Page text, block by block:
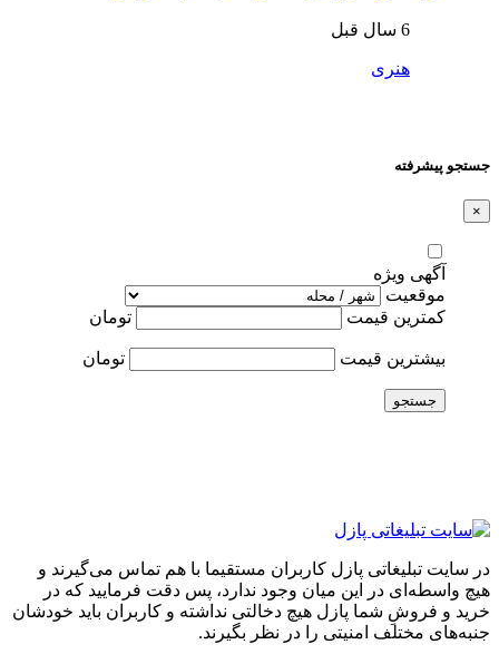
6 سال قبل
هنری
جستجو پیشرفته
×
آگهی ویژه
موقعیت
کمترین قیمت
تومان
بیشترین قیمت تومان
جستجو
در سایت تبلیغاتی پازل کاربران مستقیما با هم تماس می‌گیرند و
هیچ واسطه‌ای در این میان وجود ندارد، پس دقت فرمایید که در
خرید و فروشِ شما پازل هیچ دخالتی نداشته و کاربران باید خودشان
جنبه‌های مختلف امنیتی را در نظر بگیرند.